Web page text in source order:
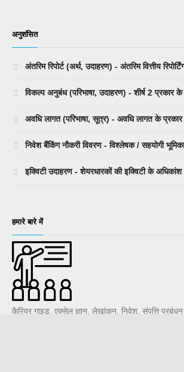
अनुशंसित
अंतरिम रिपोर्ट (अर्थ, उदाहरण) - अंतरिम वित्तीय
विकल्प अनुबंध (परिभाषा, उदाहरण) - शीर्ष 2 प्रकार
अवधि लागत (परिभाषा, सूत्र) - अवधि लागत के प्रकार
निवेश बैंकिंग नौकरी विवरण - विश्लेषक / सहयोगी
इक्विटी उदाहरण - शेयरधारकों की इक्विटी के अधिकांश
हमारे बारे में
कैरियर गाइड, एक्सेल ज्ञान, लेखांकन, निवेश, संपत्ति प्रबंधन